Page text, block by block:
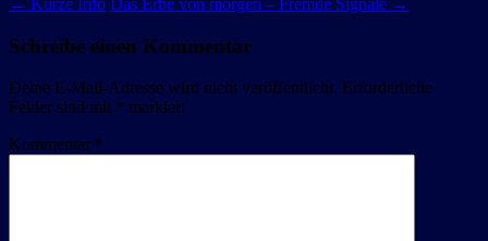
← Kurze Info Das Erbe von morgen – Fremde Signale →
Schreibe einen Kommentar
Deine E-Mail-Adresse wird nicht veröffentlicht. Erforderliche
Felder sind mit * markiert
Kommentar *